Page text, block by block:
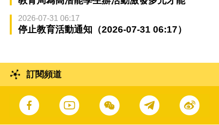
2026-07-31 06:17
停止教育活動通知（2026-07-31 06:17）
訂閱頻道